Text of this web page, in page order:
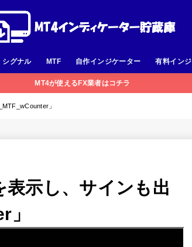
シグナル MTF 自作インジケーター 有料インジ
MT4が使えるFX業者はコチラ
」
示し、サインも出